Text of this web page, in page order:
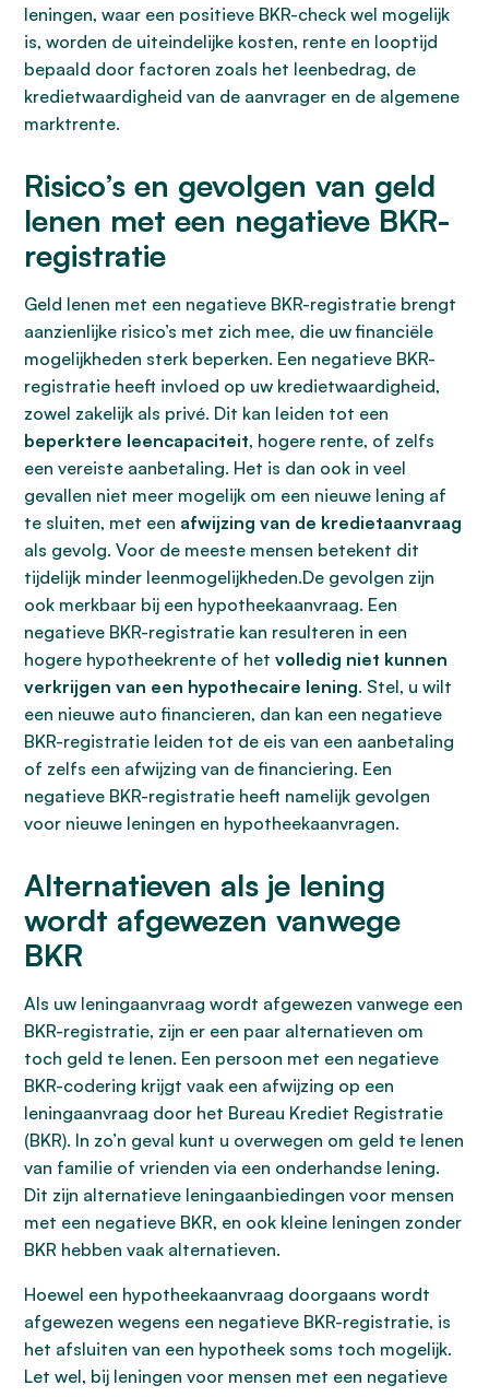
leningen, waar een positieve BKR-check wel mogelijk
is, worden de uiteindelijke kosten, rente en looptijd
bepaald door factoren zoals het leenbedrag, de
kredietwaardigheid van de aanvrager en de algemene
marktrente.
Risico’s en gevolgen van geld
lenen met een negatieve BKR-
registratie
Geld lenen met een negatieve BKR-registratie brengt
aanzienlijke risico’s met zich mee, die uw financiële
mogelijkheden sterk beperken. Een negatieve BKR-
registratie heeft invloed op uw kredietwaardigheid,
zowel zakelijk als privé. Dit kan leiden tot een
beperktere leencapaciteit, hogere rente, of zelfs
een vereiste aanbetaling. Het is dan ook in veel
gevallen niet meer mogelijk om een nieuwe lening af
te sluiten, met een afwijzing van de kredietaanvraag
als gevolg. Voor de meeste mensen betekent dit
tijdelijk minder leenmogelijkheden.De gevolgen zijn
ook merkbaar bij een hypotheekaanvraag. Een
negatieve BKR-registratie kan resulteren in een
hogere hypotheekrente of het volledig niet kunnen
verkrijgen van een hypothecaire lening. Stel, u wilt
een nieuwe auto financieren, dan kan een negatieve
BKR-registratie leiden tot de eis van een aanbetaling
of zelfs een afwijzing van de financiering. Een
negatieve BKR-registratie heeft namelijk gevolgen
voor nieuwe leningen en hypotheekaanvragen.
Alternatieven als je lening
wordt afgewezen vanwege
BKR
Als uw leningaanvraag wordt afgewezen vanwege een
BKR-registratie, zijn er een paar alternatieven om
toch geld te lenen. Een persoon met een negatieve
BKR-codering krijgt vaak een afwijzing op een
leningaanvraag door het Bureau Krediet Registratie
(BKR). In zo’n geval kunt u overwegen om geld te lenen
van familie of vrienden via een onderhandse lening.
Dit zijn alternatieve leningaanbiedingen voor mensen
met een negatieve BKR, en ook kleine leningen zonder
BKR hebben vaak alternatieven.
Hoewel een hypotheekaanvraag doorgaans wordt
afgewezen wegens een negatieve BKR-registratie, is
het afsluiten van een hypotheek soms toch mogelijk.
Let wel, bij leningen voor mensen met een negatieve